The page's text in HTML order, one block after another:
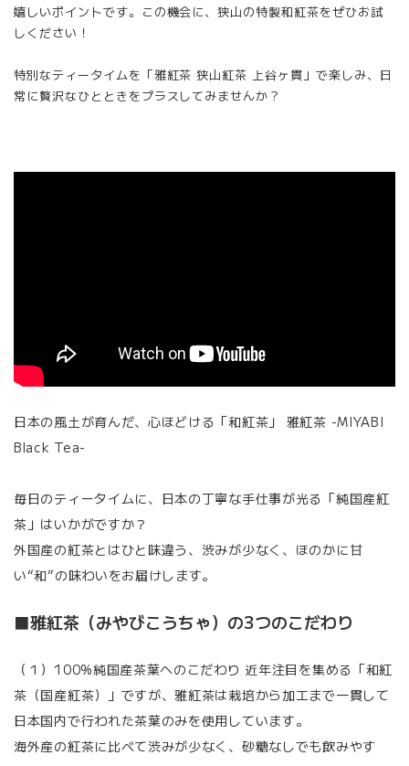
嬉しいポイントです。この機会に、狭山の特製和紅茶をぜひお試
しください！
特別なティータイムを「雅紅茶 狭山紅茶 上谷ヶ貫」で楽しみ、日
常に贅沢なひとときをプラスしてみませんか？
日本の風土が育んだ、心ほどける「和紅茶」 雅紅茶 -MIYABI
Black Tea-
毎日のティータイムに、日本の丁寧な手仕事が光る「純国産紅
茶」はいかがですか？
外国産の紅茶とはひと味違う、渋みが少なく、ほのかに甘
い“和”の味わいをお届けします。
■雅紅茶（みやびこうちゃ）の3つのこだわり
（１）100%純国産茶葉へのこだわり 近年注目を集める「和紅
茶（国産紅茶）」ですが、雅紅茶は栽培から加工まで一貫して
日本国内で行われた茶葉のみを使用しています。
海外産の紅茶に比べて渋みが少なく、砂糖なしでも飲みやす